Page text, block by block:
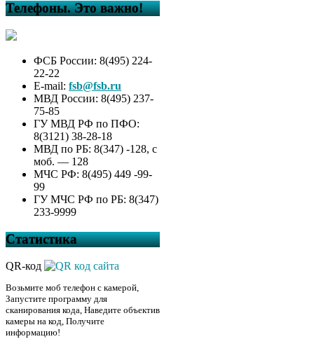
Телефоны. Это важно!
ФСБ России: 8(495) 224-
22-22
E-mail: fsb@fsb.ru
МВД России: 8(495) 237-
75-85
ГУ МВД РФ по ПФО:
8(3121) 38-28-18
МВД по РБ: 8(347) -128, с
моб. — 128
МЧС РФ: 8(495) 449 -99-
99
ГУ МЧС РФ по РБ: 8(347)
233-9999
Статистика
QR-код
Возьмите моб телефон с камерой,
Запустите программу для
сканирования кода, Наведите объектив
камеры на код, Получите
информацию!